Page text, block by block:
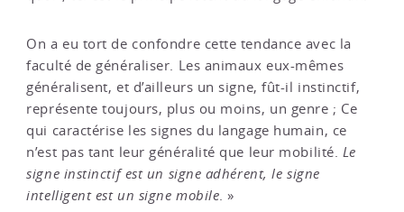
On a eu tort de confondre cette tendance avec la
faculté de généraliser. Les animaux eux-mêmes
généralisent, et d’ailleurs un signe, fût-il instinctif,
représente toujours, plus ou moins, un genre ; Ce
qui caractérise les signes du langage humain, ce
n’est pas tant leur généralité que leur mobilité. Le
signe instinctif est un signe adhérent, le signe
intelligent est un signe mobile . »